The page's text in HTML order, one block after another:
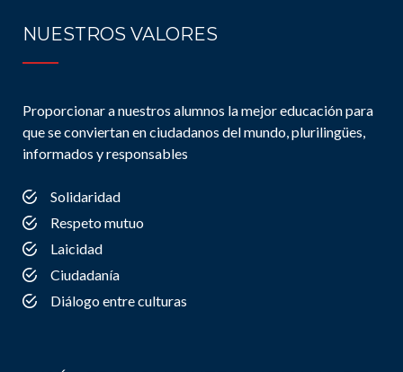
NUESTROS VALORES
Proporcionar a nuestros alumnos la mejor educación para
que se conviertan en ciudadanos del mundo, plurilingües,
informados y responsables
Solidaridad
Respeto mutuo
Laicidad
Ciudadanía
Diálogo entre culturas